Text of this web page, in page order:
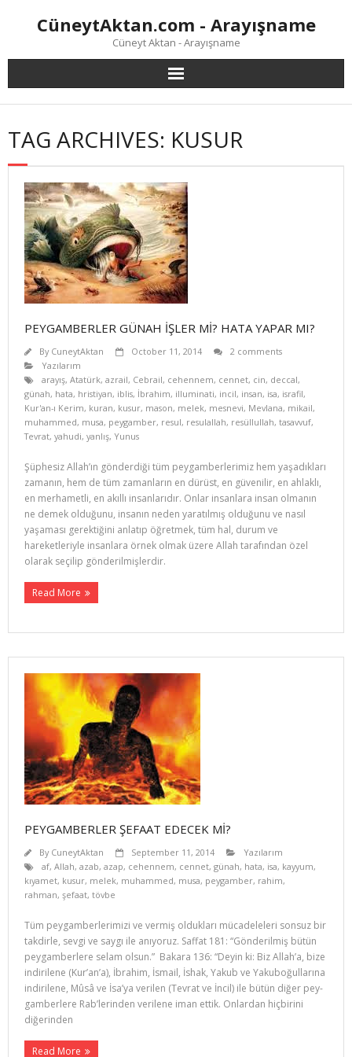
CüneytAktan.com - Arayışname
Cüneyt Aktan - Arayışname
TAG ARCHIVES: KUSUR
PEYGAMBERLER GÜNAH İŞLER Mİ? HATA YAPAR MI?
By CuneytAktan October 11, 2014
2 comments
Yazılarım
arayış, Atatürk, azrail, Cebrail, cehennem, cennet, cin, deccal,
günah, hata, hristiyan, iblis, İbrahim, illuminati, incil, insan, isa, israfil,
Kur'an-ı Kerim, kuran, kusur, mason, melek, mesnevi, Mevlana, mikail,
muhammed, musa, peygamber, resul, resulallah, resüllullah, tasavvuf,
Tevrat, yahudi, yanlış, Yunus
Şüphesiz Allah’ın gönderdiği tüm peygamberlerimiz hem yaşadıkları
zamanın, hem de tüm zamanların en dürüst, en güvenilir, en ahlaklı,
en merhametli, en akıllı insanlarıdır. Onlar insanlara insan olmanın
ne demek olduğunu, insanın neden yaratılmış olduğunu ve nasıl
yaşaması gerektiğini anlatıp öğretmek, tüm hal, durum ve
hareketleriyle insanlara örnek olmak üzere Allah tarafından özel
olarak seçilip gönde­rilmişlerdir.
Read More
PEYGAMBERLER ŞEFAAT EDECEK Mİ?
By CuneytAktan September 11, 2014
Yazılarım
af, Allah, azab, azap, cehennem, cennet, günah, hata, isa, kayyum,
kıyamet, kusur, melek, muhammed, musa, peygamber, rahim,
rahman, şefaat, tövbe
Tüm peygamberlerimizi ve vermiş oldukları mücadeleleri sonsuz bir
takdirle, sevgi ve saygı ile anıyoruz. Saffat 181: “Gönderilmiş bütün
peygamberlere selam olsun.” Bakara 136: “Deyin ki: Biz Allah’a, bize
indiri­lene (Kur’an’a), İbrahim, İsmail, İshak, Yakub ve Yakuboğullarına
indirilene, Mûsâ ve İsa’ya verilen (Tevrat ve İncil) ile bütün diğer pey­
gamberlere Rab’lerinden verilene iman ettik. Onlardan hiçbirini
diğerinden
Read More